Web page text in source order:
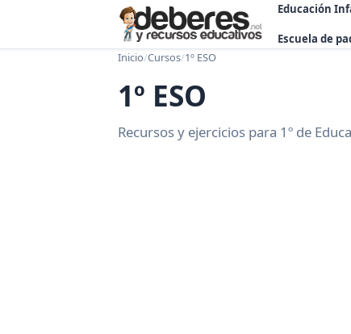
Educación
Escuela de
Inicio/Cursos/1º ESO
1º ESO
Recursos y ejercicios para 1º de